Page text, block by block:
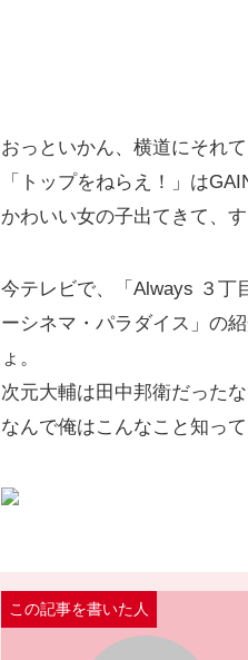
おっといかん、横道にそれて
「トップをねらえ！」は
かわいい女の子出てきて、
今テレビで、「Always ３丁
ーシネマ・パラダイス」の
ょ。
次元大輔は田中邦衛だったな
なんで俺はこんなこと知って